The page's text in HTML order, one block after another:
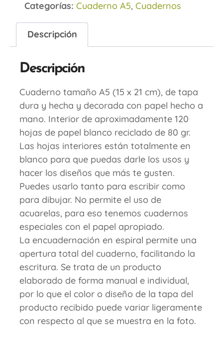
Categorías: Cuaderno A5, Cuadernos
Descripción
Descripción
Cuaderno tamaño A5 (15 x 21 cm), de tapa
dura y hecha y decorada con papel hecho a
mano. Interior de aproximadamente 120
hojas de papel blanco reciclado de 80 gr.
Las hojas interiores están totalmente en
blanco para que puedas darle los usos y
hacer los diseños que más te gusten.
Puedes usarlo tanto para escribir como
para dibujar. No permite el uso de
acuarelas, para eso tenemos cuadernos
especiales con el papel apropiado.
La encuadernación en espiral permite una
apertura total del cuaderno, facilitando la
escritura. Se trata de un producto
elaborado de forma manual e individual,
por lo que el color o diseño de la tapa del
producto recibido puede variar ligeramente
con respecto al que se muestra en la foto.